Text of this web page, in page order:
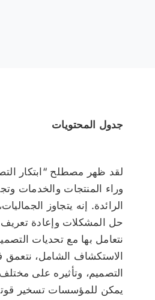
جدول المحتويات
لقد ظهر مصطلح “ابتكار
وراء المنتجات والخدمات
الرائدة. إنه يتجاوز
حل المشكلات وإعادة تعريف
نتعامل بها مع تحديات
الاستكشاف الشامل، نتعمق
التصميم، وتأثيره على
يمكن للمؤسسات تسخير